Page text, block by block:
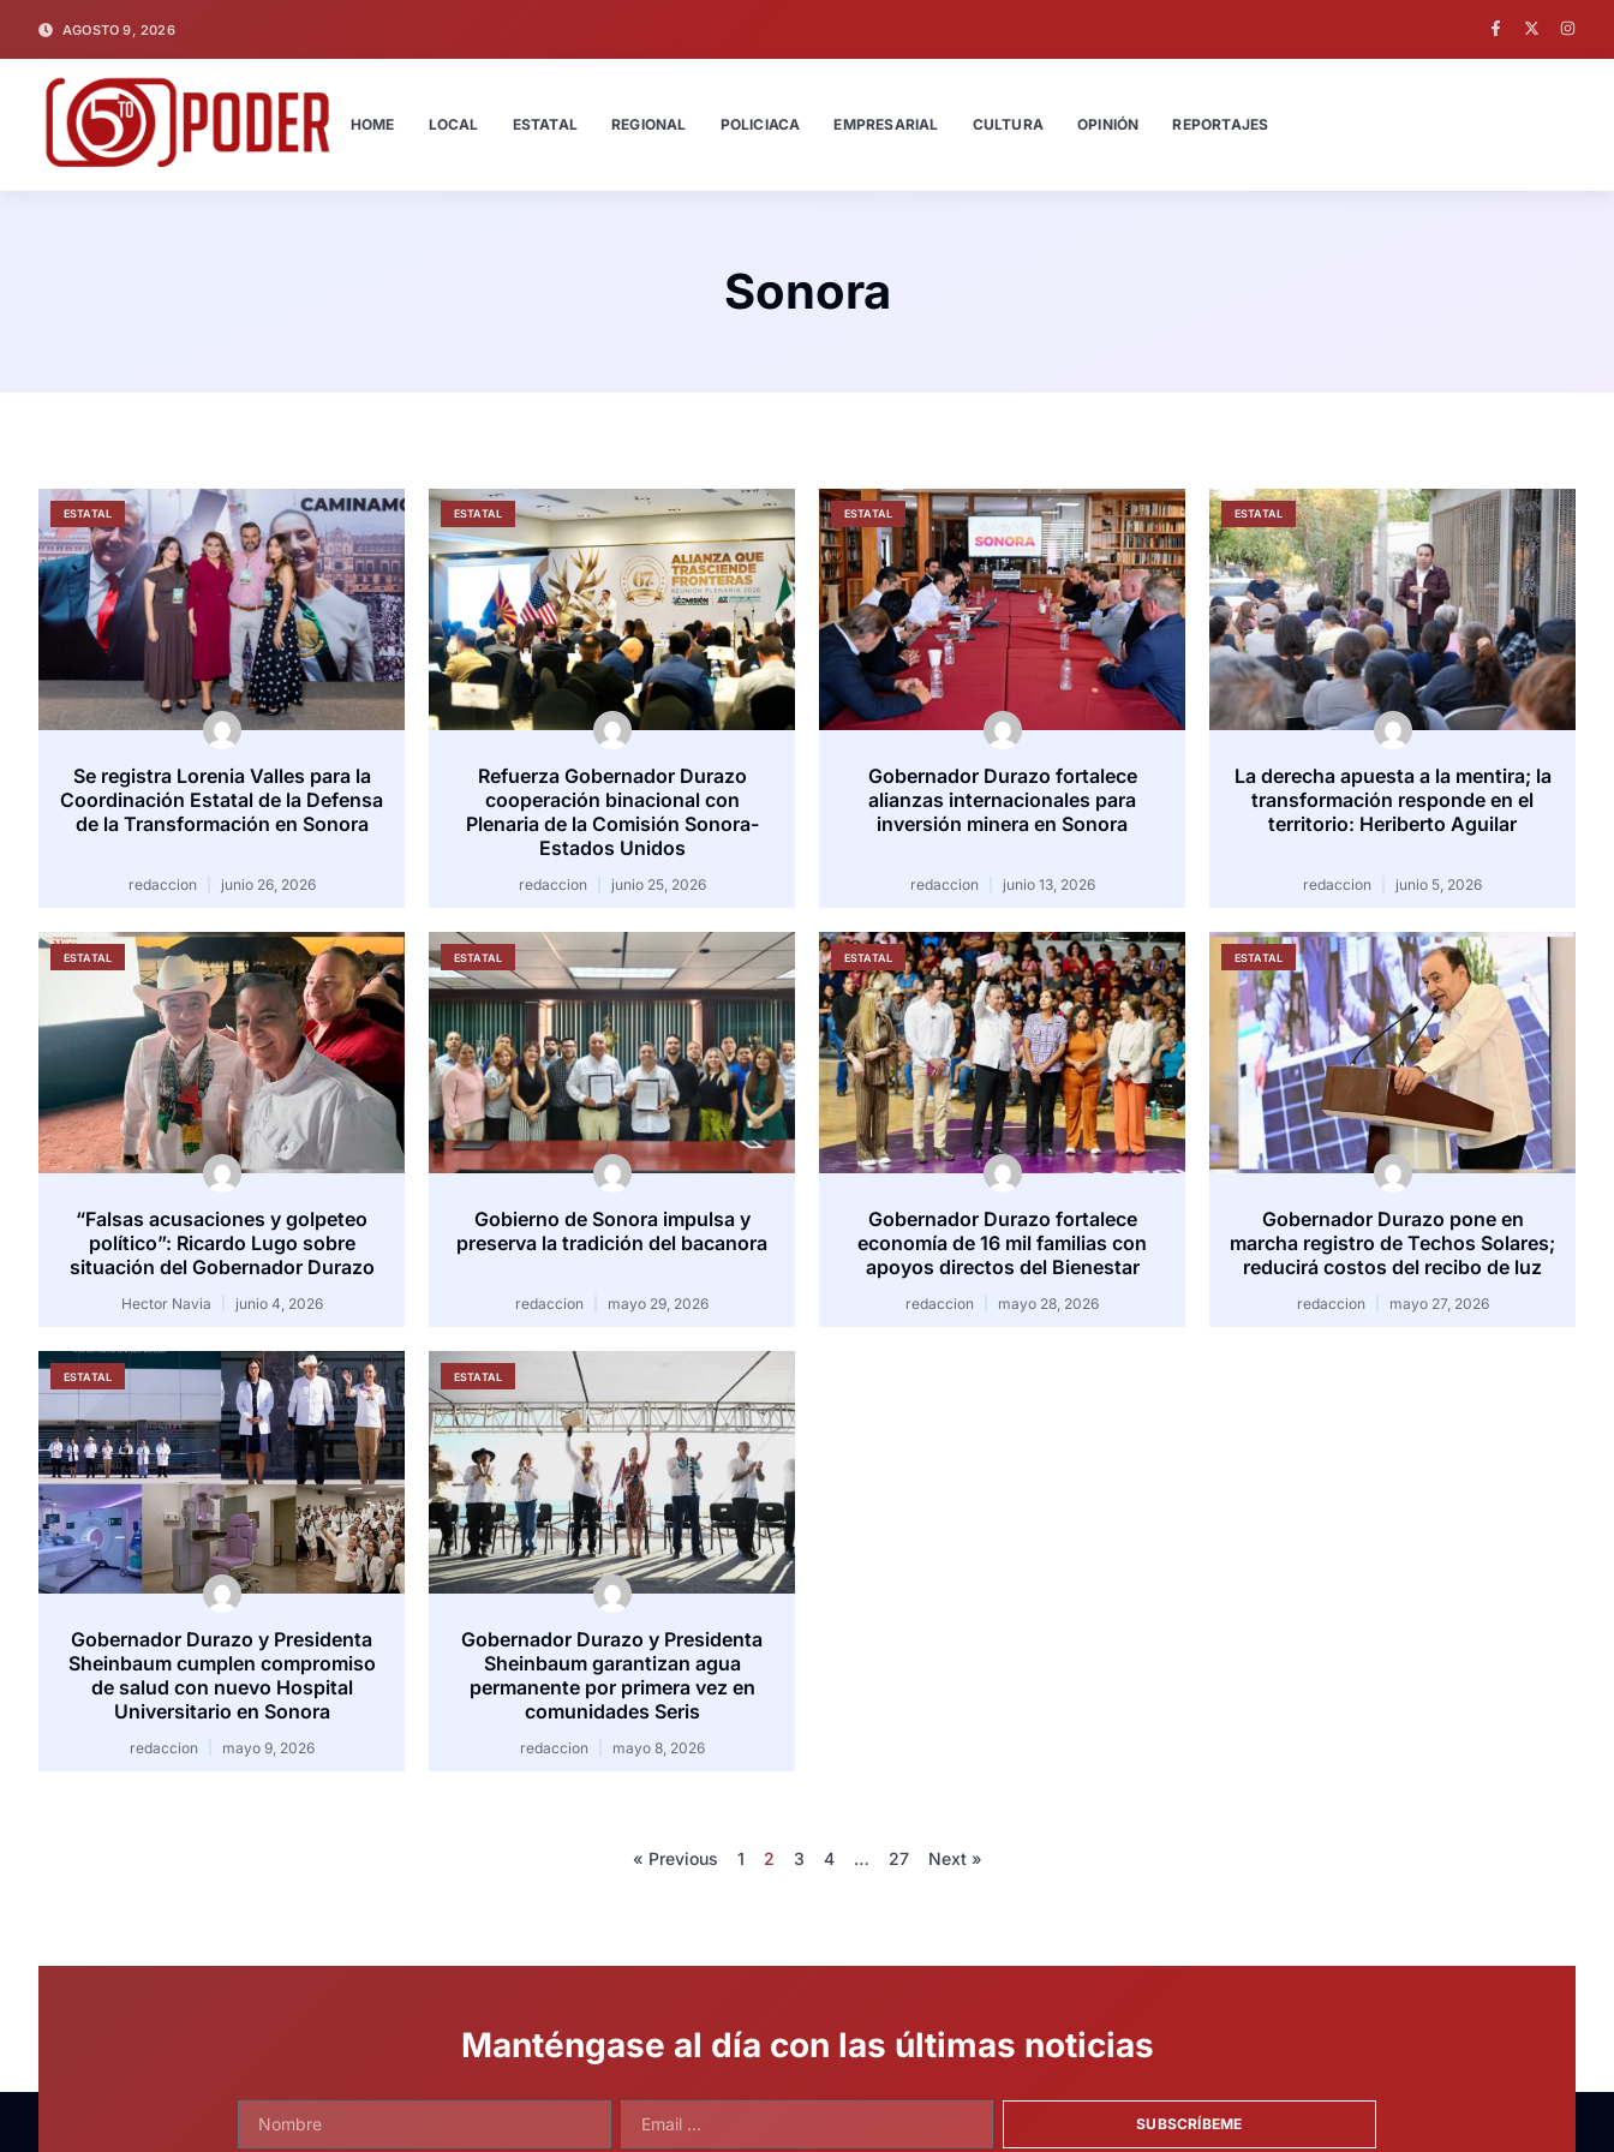
AGOSTO 9, 2026
HOME LOCAL ESTATAL REGIONAL POLICIACA EMPRESARIAL CULTURA OPINIÓN REPORTAJES
Sonora
ESTATAL
Se registra Lorenia Valles para la
Coordinación Estatal de la Defensa
de la Transformación en Sonora
redaccion junio 26, 2026
ESTATAL
Refuerza Gobernador Durazo
cooperación binacional con
Plenaria de la Comisión Sonora-
Estados Unidos
redaccion junio 25, 2026
ESTATAL
Gobernador Durazo fortalece
alianzas internacionales para
inversión minera en Sonora
redaccion junio 13, 2026
ESTATAL
La derecha apuesta a la mentira; la
transformación responde en el
territorio: Heriberto Aguilar
redaccion junio 5, 2026
ESTATAL
“Falsas acusaciones y golpeteo
político”: Ricardo Lugo sobre
situación del Gobernador Durazo
Hector Navia junio 4, 2026
ESTATAL
Gobierno de Sonora impulsa y
preserva la tradición del bacanora
redaccion mayo 29, 2026
ESTATAL
Gobernador Durazo fortalece
economía de 16 mil familias con
apoyos directos del Bienestar
redaccion mayo 28, 2026
ESTATAL
Gobernador Durazo pone en
marcha registro de Techos Solares;
reducirá costos del recibo de luz
redaccion mayo 27, 2026
ESTATAL
Gobernador Durazo y Presidenta
Sheinbaum cumplen compromiso
de salud con nuevo Hospital
Universitario en Sonora
redaccion mayo 9, 2026
ESTATAL
Gobernador Durazo y Presidenta
Sheinbaum garantizan agua
permanente por primera vez en
comunidades Seris
redaccion mayo 8, 2026
« Previous 1 2 3 4 … 27 Next »
Manténgase al día con las últimas noticias
SUBSCRÍBEME